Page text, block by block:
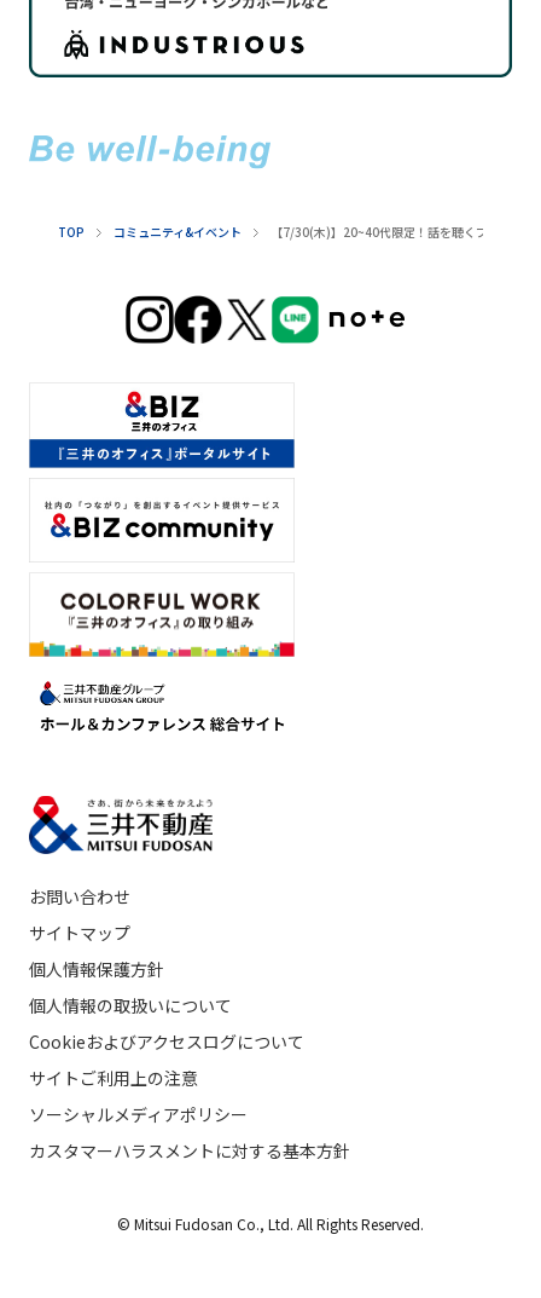
TOP コミュニティ&イベント 【7/30(木)】20~40代限定！​話を​聴く​プロが、​
お問い合わせ
サイトマップ
個人情報保護方針
個人情報の取扱いについて
Cookieおよびアクセスログについて
サイトご利用上の注意
ソーシャルメディアポリシー
カスタマーハラスメントに対する基本方針
© Mitsui Fudosan Co., Ltd. All Rights Reserved.